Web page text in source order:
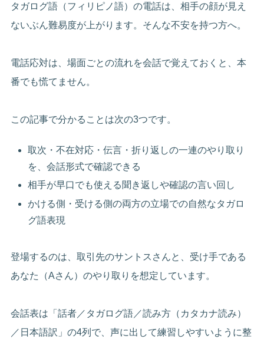
タガログ語（フィリピノ語）の電話は、相手の顔が見え
ないぶん難易度が上がります。そんな不安を持つ方へ。
電話応対は、場面ごとの流れを会話で覚えておくと、本
番でも慌てません。
この記事で分かることは次の3つです。
取次・不在対応・伝言・折り返しの一連のやり取り
を、会話形式で確認できる
相手が早口でも使える聞き返しや確認の言い回し
かける側・受ける側の両方の立場での自然なタガロ
グ語表現
登場するのは、取引先のサントスさんと、受け手である
あなた（Aさん）のやり取りを想定しています。
会話表は「話者／タガログ語／読み方（カタカナ読み）
／日本語訳」の4列で、声に出して練習しやすいように整